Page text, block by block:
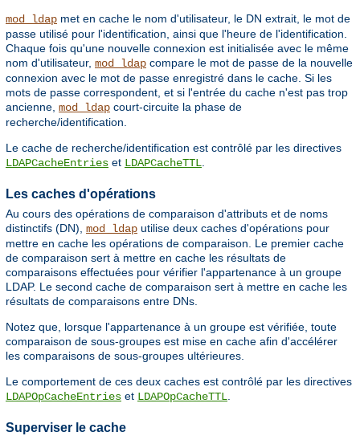
mod_ldap met en cache le nom d'utilisateur, le DN extrait, le mot de
passe utilisé pour l'identification, ainsi que l'heure de l'identification.
Chaque fois qu'une nouvelle connexion est initialisée avec le même
nom d'utilisateur, mod_ldap compare le mot de passe de la nouvelle
connexion avec le mot de passe enregistré dans le cache. Si les
mots de passe correspondent, et si l'entrée du cache n'est pas trop
ancienne, mod_ldap court-circuite la phase de
recherche/identification.
Le cache de recherche/identification est contrôlé par les directives
LDAPCacheEntries et LDAPCacheTTL
Les caches d'opérations
Au cours des opérations de comparaison d'attributs et de noms
distinctifs (DN), mod_ldap utilise deux caches d'opérations pour
mettre en cache les opérations de comparaison. Le premier cache
de comparaison sert à mettre en cache les résultats de
comparaisons effectuées pour vérifier l'appartenance à un groupe
LDAP. Le second cache de comparaison sert à mettre en cache les
résultats de comparaisons entre DNs.
Notez que, lorsque l'appartenance à un groupe est vérifiée, toute
comparaison de sous-groupes est mise en cache afin d'accélérer
les comparaisons de sous-groupes ultérieures.
Le comportement de ces deux caches est contrôlé par les directives
LDAPOpCacheEntries et LDAPOpCacheTTL
Superviser le cache